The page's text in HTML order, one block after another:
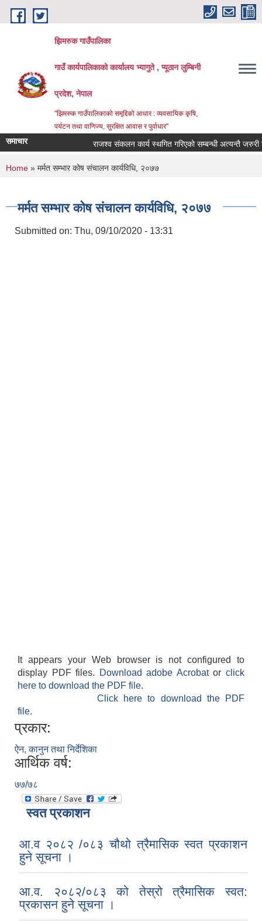
Skip to main content
झिमरुक गाउँपालिका
गाउँ कार्यपालिकाको कार्यालय भ्यागुते , प्यूठान लुम्बिनी
प्रदेश, नेपाल
"झिमरुक गाउँपालिकाको समृद्दिको आधार : व्यवसायिक कृषि,
पर्यटन तथा वाणिज्य, सुरक्षित आवास र पुर्वाधार"
समाचार राजश्व संकलन कार्य स्थगित गरिएको सम्बन्धी अत्यन्तै जरुरी
You are here
Home » मर्मत सम्भार कोष संचालन कार्यविधि, २०७७
मर्मत सम्भार कोष संचालन कार्यविधि, २०७७
Submitted on: Thu, 09/10/2020 - 13:31
It appears your Web browser is not configured to
display PDF files.
Download adobe Acrobatorclick
here to download the PDF file.
Click here to download the PDF
file.
प्रकार:
ऐन, कानुन तथा निर्देशिका
आर्थिक वर्ष:
७७/७८
स्वत प्रकाशन
आ.व २०८२ /०८३ चौथो त्रैमासिक स्वत प्रकाशन
हुने सूचना ।
आ.व. २०८२/०८३ को तेस्रो त्रैमासिक स्वत:
प्रकासन हुने सूचना ।